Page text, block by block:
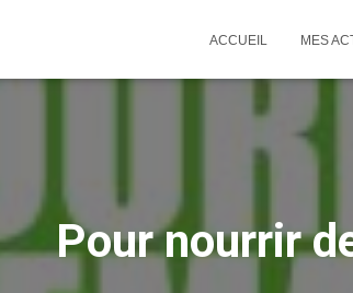
ACCUEIL MES
Pour nourrir